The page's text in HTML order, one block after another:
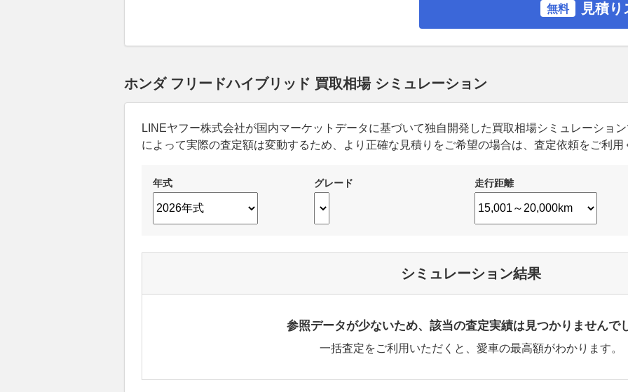
無料 見積
ホンダ フリードハイブリッド 買取相場 シミュレーション
LINEヤフー株式会社が国内マーケットデータに基づいて独自開発した買取相場シミュレーショ
によって実際の査定額は変動するため、より正確な見積りをご希望の場合は、査定依頼をご利用
年式 グレード 走行距離
シミュレーション結果
参照データが少ないため、該当の査定実績は見つかりませんで
一括査定をご利用いただくと、愛車の最高額がわかります。